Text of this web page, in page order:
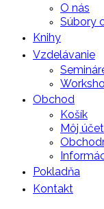
O nás
Súbory
Knihy
Vzdelávanie
Obchod
Košík
Môj účet
Pokladňa
Kontakt